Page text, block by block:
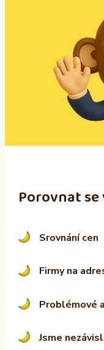
:
Porovnat
Srovnání cen
Firmy na
Problémové
Jsme